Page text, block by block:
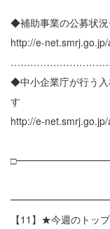
◆補助事業の公募状
http://e-
◆中小企業庁が行う入
す
http://e-
【11】★今週のトッ